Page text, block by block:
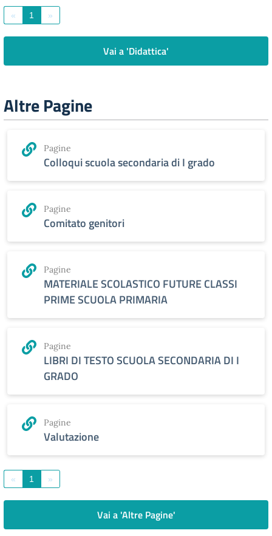
« 1 »
Vai a 'Didattica'
Altre Pagine
Pagine
Colloqui scuola secondaria di I grado
Pagine
Comitato genitori
Pagine
MATERIALE SCOLASTICO FUTURE CLASSI
PRIME SCUOLA PRIMARIA
Pagine
LIBRI DI TESTO SCUOLA SECONDARIA DI I
GRADO
Pagine
Valutazione
« 1 »
Vai a 'Altre Pagine'